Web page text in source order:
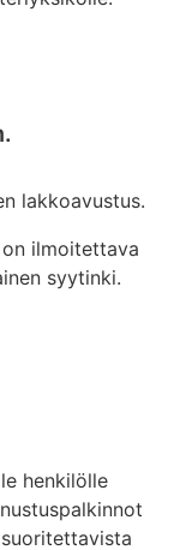
lakkoavustus.
ilmoitettava
syytinki.
henkilölle